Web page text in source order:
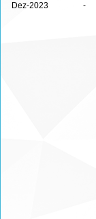
Dez-2023 -